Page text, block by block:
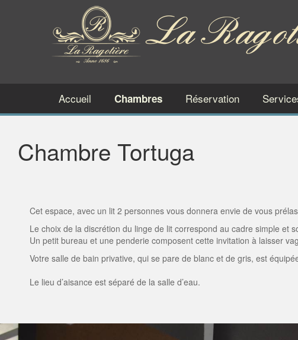
Accueil Chambres Réservation
Chambre Tortuga
Cet espace, avec un lit 2 personnes vous donnera envie de vous
Le choix de la discrétion du linge de lit correspond au cadre simple et
Un petit bureau et une penderie composent cette invitation à laisser
Votre salle de bain privative, qui se pare de blanc et de gris, est
Le lieu d’aisance est séparé de la salle d’eau.